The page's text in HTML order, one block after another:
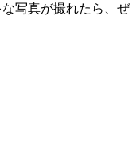
写真が撮れたら、ぜ